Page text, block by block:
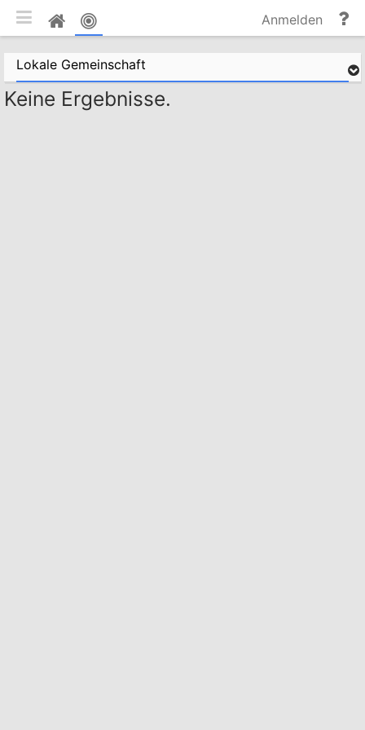
Pinnwand Anmelden
Lokale Gemeinschaft
Keine Ergebnisse.
mobile Ansicht umschalten